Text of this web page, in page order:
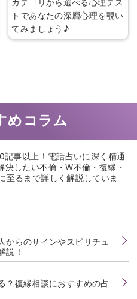
めコラム
事以上！電話占いに深く精通
決したい不倫・W不倫・復縁・
至るまで詳しく解説していま